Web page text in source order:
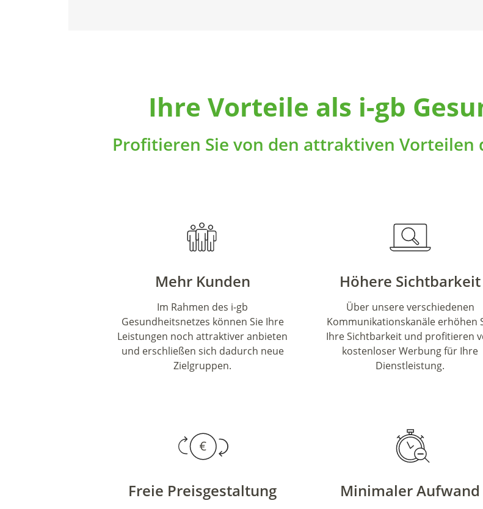
Ihre Vorteile als i-gb
Profitieren Sie von den attraktiven Vorteilen
Mehr Kunden
Im Rahmen des i-gb
Gesundheitsnetzes können Sie Ihre
Leistungen noch attraktiver anbieten
und erschließen sich dadurch neue
Zielgruppen.
Höhere Sichtbarkeit
Über unsere verschiedenen
Kommunikationskanäle erhöhen
Ihre Sichtbarkeit und profitieren
kostenloser Werbung für Ihre
Dienstleistung.
Freie Preisgestaltung Minimaler Aufwand